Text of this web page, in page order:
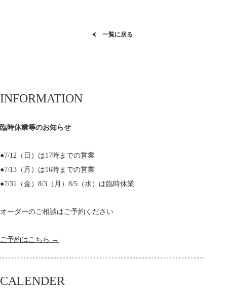
一覧に戻る
INFORMATION
臨時休業等のお知らせ
●7/12（日）は17時までの営業
●7/13（月）は16時までの営業
●7/31（金）8/3（月）8/5（水）は臨時休業
オーダーのご相談はご予約ください
ご予約はこちら →
CALENDER